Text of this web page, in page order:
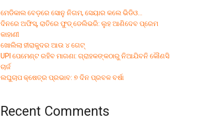
ମେଡିକାଲ ବେଡ଼ରେ ସୋନୁ ନିଗମ, ସେୟାର କଲେ ଭିଡିଓ…
ଦିନରେ ଅଫିସ୍, ରାତିରେ ଫୁଡ୍ ଡେଲିଭରି: ଲୁହ ଆଣିଦେବ ପ୍ରେମ
କାହାଣୀ
ଖୋଲିଲା ହୀରାକୁଦର ଆଉ ୪ ଗେଟ୍
UPI ପେମେଣ୍ଟ ରହିବ ମାଗଣା: ଗ୍ରାହକଙ୍କଠାରୁ ନିଆଯିବନି କୌଣସି
ଚାର୍ଜ
ଲଘୁଚାପ କ୍ଷେତ୍ର ପ୍ରଭାବ: ୭ ଦିନ ପ୍ରବଳ ବର୍ଷା
Recent Comments